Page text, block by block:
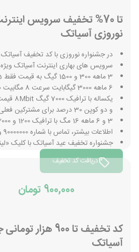
تا 70% تخفیف سرویس
نوروزی آسیاتک
در جشنواره نوروزی با کد تخفیف آسیاتک
سرویس های بهاری اینترنت آسیاتک
3 ماهه 300 و 1500 گیگ به قیمت فقط 105 و 270 تومان
6 ماهه 3000 گیگابایت سرعت 8 مگابیت 480 هزار تومان
یکساله با ترافیک 7000 گیگ 8Mbit قیمت 1.32 میلیون
و دو کوپن 30 درصد برای مشترکین فعلی و تمدید سرویس
3 و 6 ماهه 16 مگ با ترافیک 1200 و 2000 گیگابایت
اطلاعات بیشتر، تماس با شماره 90000000 و 90001544
جشنواره تخفیف عید آسیاتک با کلیک
دریافت کد تخفیف
900,000 تومان
کد تخفیف تا 900
آسیاتک